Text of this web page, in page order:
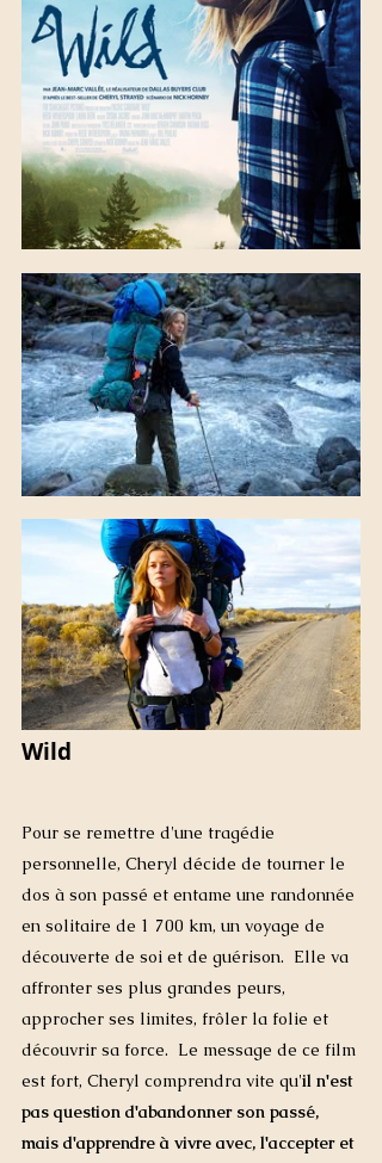
Wild
Pour se remettre d'une tragédie
personnelle, Cheryl décide de tourner le
dos à son passé et entame une randonnée
en solitaire de 1 700 km, un voyage de
découverte de soi et de guérison.  Elle va
affronter ses plus grandes peurs,
approcher ses limites, frôler la folie et
découvrir sa force.  Le message de ce film
est fort, Cheryl comprendra vite qu'il n'est
pas question d'abandonner son passé,
mais d'apprendre à vivre avec, l'accepter et